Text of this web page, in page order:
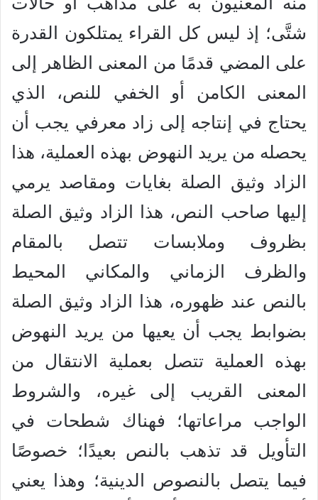
شتَّى؛ إذ ليس كل القراء يمتلكون القدرة
على المضي قدمًا من المعنى الظاهر إلى
المعنى الكامن أو الخفي للنص، الذي
يحتاج في إنتاجه إلى زاد معرفي يجب أن
يحصله من يريد النهوض بهذه العملية، هذا
الزاد وثيق الصلة بغايات ومقاصد يرمي
إليها صاحب النص، هذا الزاد وثيق الصلة
بظروف وملابسات تتصل بالمقام
والظرف الزماني والمكاني المحيط
بالنص عند ظهوره، هذا الزاد وثيق الصلة
بضوابط يجب أن يعيها من يريد النهوض
بهذه العملية تتصل بعملية الانتقال من
المعنى القريب إلى غيره، والشروط
الواجب مراعاتها؛ فهناك شطحات في
التأويل قد تذهب بالنص بعيدًا؛ خصوصًا
فيما يتصل بالنصوص الدينية؛ وهذا يعني